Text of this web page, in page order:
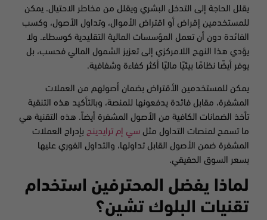
يقلل الحاجة إلى التدخل البشري ويقلل من مخاطر الاحتيال. يمكن
للمستخدمين إقراض أو اقتراض الأموال، وتداول الأصول، وكسب
الفائدة دون أن تعمل المؤسسات المالية التقليدية كوسطاء. ولا
يؤدي هذا النهج اللامركزي إلى تعزيز الشمول المالي فحسب، بل
يوفر أيضًا نظامًا بيئيًا ماليًا أكثر كفاءة وشفافية.
يمكن للمستخدمين الأقتراض بضمان أصولهم من العملات
المشفرة، مقابل فائدة يدفعونها للمنصة، وبالتأكيد هذه التنقية
تأخذ الضمانات الكافية من الأصول المشفرة أيضاً. هذه التقنية هي
ما تسمح لمنصات التداول مثل سي إم ترايدينج بإدراج العملات
المشفرة ضمن الأصول القابل تداولها، والتداول الفوري عليها
بسعر السوق الحقيقي.
لماذا يفضل المحترفين استخدام
تقنيات البلوك تشين؟